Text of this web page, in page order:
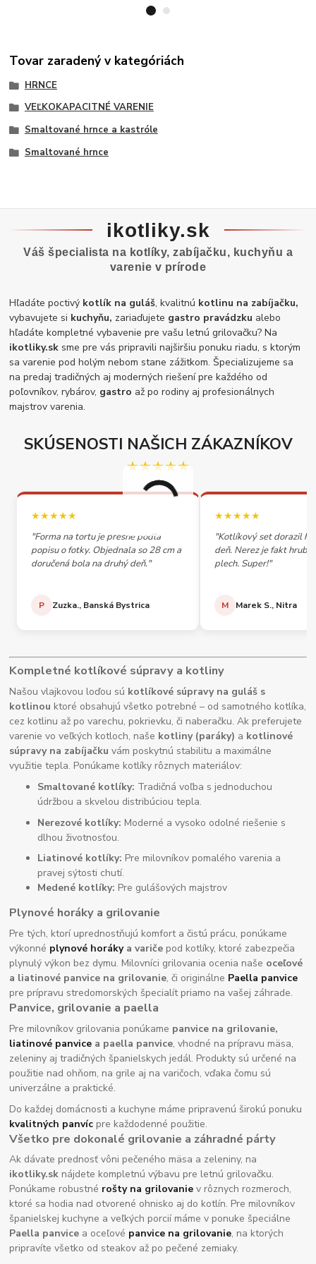
Tovar zaradený v kategóriách
HRNCE
VEĽKOKAPACITNÉ VARENIE
Smaltované hrnce a kastróle
Smaltované hrnce
ikotliky.sk
Váš špecialista na kotlíky, zabíjačku, kuchyňu a
varenie v prírode
Hľadáte poctivý kotlík na guláš, kvalitnú kotlinu na zabíjačku,
vybavujete si kuchyňu, zariaďujete gastro pravádzku alebo
hľadáte kompletné vybavenie pre vašu letnú grilovačku? Na
ikotliky.sk sme pre vás pripravili najširšiu ponuku riadu, s ktorým
sa varenie pod holým nebom stane zážitkom. Špecializujeme sa
na predaj tradičných aj moderných riešení pre každého od
poľovníkov, rybárov, gastro až po rodiny aj profesionálnych
majstrov varenia.
SKÚSENOSTI NAŠICH ZÁKAZNÍKOV
★★★★★
★★★★★
"Forma na tortu je presne podľa
popisu o fotky. Objednala so 28 cm a
doručená bola na druhý deň."
P Zuzka., Banská Bystrica
★★★★★
"Kotlíkový set dorazil
deň. Nerez je fakt
plech. Super!"
M Marek S., Nitra
Kompletné kotlíkové súpravy a kotliny
Našou vlajkovou loďou sú kotlíkové súpravy na guláš s
kotlinou ktoré obsahujú všetko potrebné – od samotného kotlíka,
cez kotlinu až po varechu, pokrievku, či naberačku. Ak preferujete
varenie vo veľkých kotloch, naše kotliny (paráky) a kotlinové
súpravy na zabíjačku vám poskytnú stabilitu a maximálne
využitie tepla. Ponúkame kotlíky rôznych materiálov:
Smaltované kotlíky: Tradičná voľba s jednoduchou
údržbou a skvelou distribúciou tepla.
Nerezové kotlíky: Moderné a vysoko odolné riešenie s
dlhou životnosťou.
Liatinové kotlíky: Pre milovníkov pomalého varenia a
pravej sýtosti chutí.
Medené kotlíky: Pre gulášových majstrov
Plynové horáky a grilovanie
Pre tých, ktorí uprednostňujú komfort a čistú prácu, ponúkame
výkonné plynové horákya variče pod kotlíky, ktoré zabezpečia
plynulý výkon bez dymu. Milovníci grilovania ocenia naše oceľové
a liatinové panvice na grilovanie, či originálne Paella panvice
pre prípravu stredomorských špecialít priamo na vašej záhrade.
Panvice, grilovanie a paella
Pre milovníkov grilovania ponúkame panvice na grilovanie,
liatinové panvice a paella panvice, vhodné na prípravu mäsa,
zeleniny aj tradičných španielskych jedál. Produkty sú určené na
použitie nad ohňom, na grile aj na varičoch, vďaka čomu sú
univerzálne a praktické.
Do každej domácnosti a kuchyne máme pripravenú širokú ponuku
kvalitných panvíc pre každodenné použitie.
Všetko pre dokonalé grilovanie a záhradné párty
Ak dávate prednosť vôni pečeného mäsa a zeleniny, na
ikotliky.sk nájdete kompletnú výbavu pre letnú grilovačku.
Ponúkame robustné rošty na grilovanie v rôznych rozmeroch,
ktoré sa hodia nad otvorené ohnisko aj do kotlín. Pre milovníkov
španielskej kuchyne a veľkých porcií máme v ponuke špeciálne
Paella panvice a oceľové panvice na grilovanie, na ktorých
pripravíte všetko od steakov až po pečené zemiaky.